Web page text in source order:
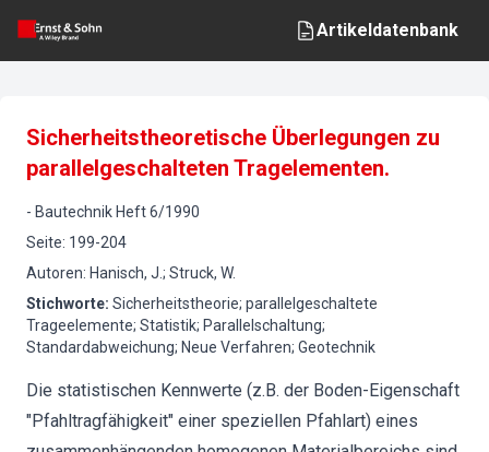
Artikeldatenbank
Sicherheitstheoretische Überlegungen zu
parallelgeschalteten Tragelementen.
- Bautechnik Heft6/1990
Seite: 199-204
Autoren: Hanisch, J.; Struck, W.
Stichworte: Sicherheitstheorie; parallelgeschaltete
Trageelemente; Statistik; Parallelschaltung;
Standardabweichung; Neue Verfahren; Geotechnik
Die statistischen Kennwerte (z.B. der Boden-Eigenschaft
"Pfahltragfähigkeit" einer speziellen Pfahlart) eines